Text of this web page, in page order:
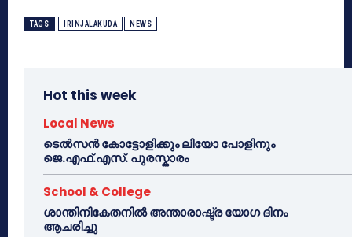
TAGS IRINJALAKUDA NEWS
Hot this week
Local News
ടെൽസൻ കോട്ടോളിക്കും ലിയോ പോളിനും
ജെ.എഫ്.എസ്. പുരസ്കാരം
School & College
ശാന്തിനികേതനിൽ അന്താരാഷ്ട്ര യോഗ ദിനം
ആചരിച്ചു